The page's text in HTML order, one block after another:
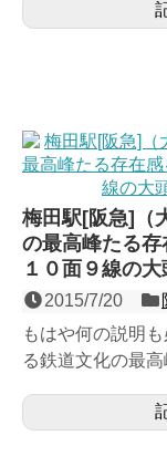
鉄御堂筋線に直
梅田駅[阪急]（
の最高峰たる
１０面９線の
2015/7/20
もはや何の説明
る鉄道文化の最
でしか見ること